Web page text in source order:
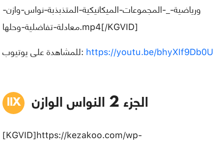
ورياضية-_-المجموعات-الميكانيكية-المتذبذبة-نواس-وازن-
معادلة-تفاضلية-وحلها.mp4[/KGVID]
للمشاهدة على يوتيوب: https://youtu.be/bhyXIf9Db0U
الجزء 2 النواس الوازن
[KGVID]https://kezakoo.com/wp-